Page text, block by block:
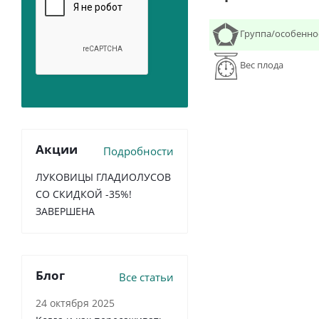
Группа/
Вес плода
Акции Подробности
ЛУКОВИЦЫ ГЛАДИОЛУСОВ
СО СКИДКОЙ -35%!
ЗАВЕРШЕНА
Блог Все статьи
24 октября 2025